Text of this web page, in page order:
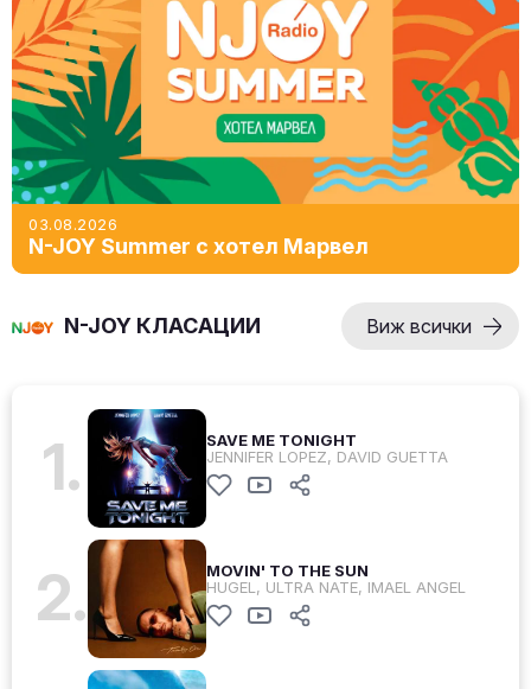
03.08.2026
N-JOY Summer с хотел Марвел
N-JOY КЛАСАЦИИ Виж всички
1.
SAVE ME TONIGHT
JENNIFER LOPEZ, DAVID GUETTA
2.
MOVIN' TO THE SUN
HUGEL, ULTRA NATE, IMAEL ANGEL